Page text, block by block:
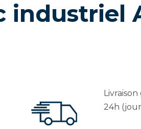
24h